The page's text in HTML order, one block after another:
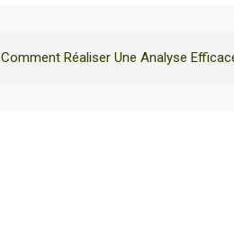
Comment Réaliser Une Analyse